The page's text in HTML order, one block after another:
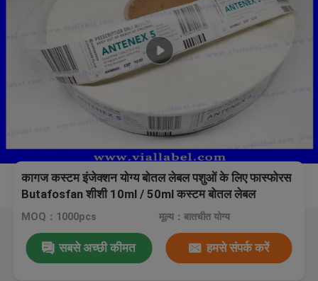
कागज कस्टम इंजेक्शन योग्य बोतल लेबल पशुओं के लिए फास्फोरस
Butafosfan शीशी 10ml / 50ml कस्टम बोतल लेबल
MOQ：1000pcs मूल्य：बातचीत योग्य
सबसे अच्छी कीमत हमसे संपर्क करें